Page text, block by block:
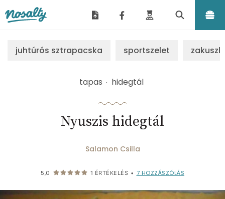
juhtúrós sztrapacska sportszelet
tapas hidegtál
Nyuszis hidegtál
Salamon Csilla
5,0 1 ÉRTÉKELÉS • 7 HOZZÁSZÓLÁS